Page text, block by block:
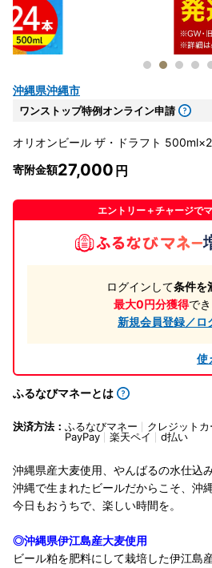
沖縄県沖縄市
ワンストップ特例オンライン申請
オリオンビール ザ・ドラフト
寄附金額27,000
エントリー＋チャージで
ログインして条件を
最大0円分獲得でき
新規会員登録／ロ
使
ふるなびマネーとは
決済方法： ふるなびマネー クレジットカ
PayPay
楽天ペイ d払い
沖縄県産大麦使用、やんばるの水仕込み
沖縄で生まれたビールだからこそ、沖
今日もおうちで、楽しい時間を。
◎沖縄県伊江島産大麦使用
ビール粕を肥料にして栽培した伊江島